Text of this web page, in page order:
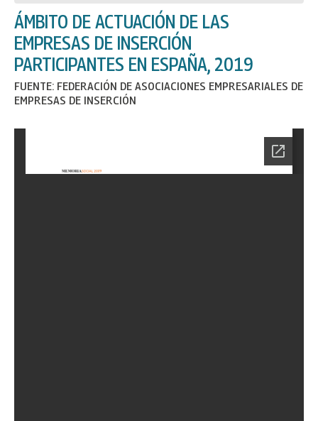
ÁMBITO DE ACTUACIÓN DE LAS
EMPRESAS DE INSERCIÓN
PARTICIPANTES EN ESPAÑA, 2019
FUENTE: FEDERACIÓN DE ASOCIACIONES EMPRESARIALES DE
EMPRESAS DE INSERCIÓN